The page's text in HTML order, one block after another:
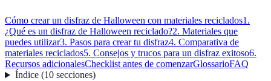
Cómo crear un disfraz de Halloween con materiales reciclados1.
¿Qué es un disfraz de Halloween reciclado?2. Materiales que
puedes utilizar3. Pasos para crear tu disfraz4. Comparativa de
materiales reciclados5. Consejos y trucos para un disfraz exitoso6.
Recursos adicionalesChecklist antes de comenzarGlossarioFAQ
Índice(10 secciones)